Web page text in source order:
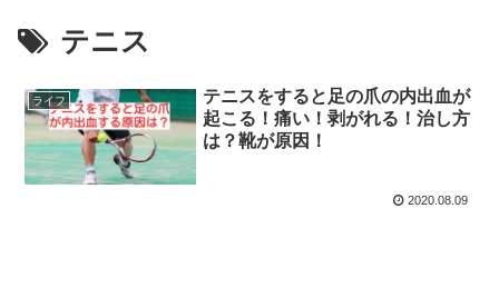
テニス
ライフ
テニスをすると足の爪の内出血が
起こる！痛い！剥がれる！治し方
は？靴が原因！
2020.08.09